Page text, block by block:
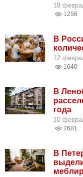
18
1256
В
12
1640
В
года
10
2681
В